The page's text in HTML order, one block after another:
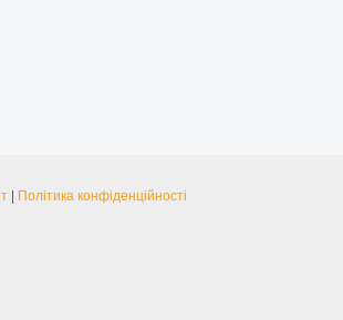
Політика конфіденційності